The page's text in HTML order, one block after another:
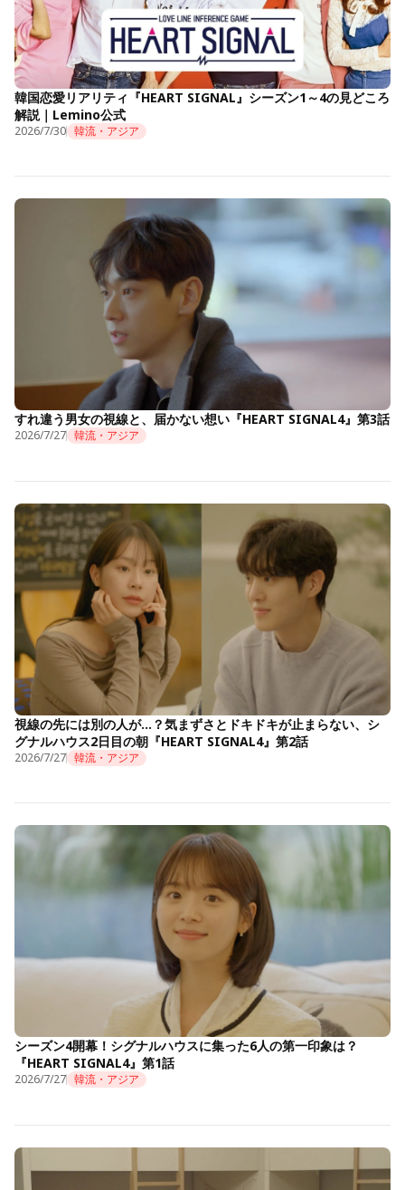
韓国恋愛リアリティ『HEART SIGNAL』シーズン1～4の見どころ
解説｜Lemino公式
2026/7/30 韓流・アジア
すれ違う男女の視線と、届かない想い『HEART SIGNAL4』第3話
2026/7/27 韓流・アジア
視線の先には別の人が…？気まずさとドキドキが止まらない、シ
グナルハウス2日目の朝『HEART SIGNAL4』第2話
2026/7/27 韓流・アジア
シーズン4開幕！シグナルハウスに集った6人の第一印象は？
『HEART SIGNAL4』第1話
2026/7/27 韓流・アジア